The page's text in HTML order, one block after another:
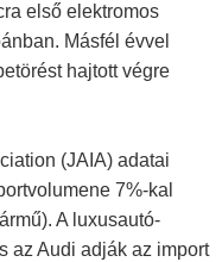
első elektromos
Másfél évvel
hajtott végre
(JAIA) adatai
7%-kal
A luxusautó-
az Audi adják az import